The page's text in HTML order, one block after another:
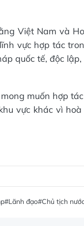
Việt Nam và
vực hợp tác
quốc tế, độc
muốn hợp
vực khác vì
#Lãnh đạo#Chủ tịch